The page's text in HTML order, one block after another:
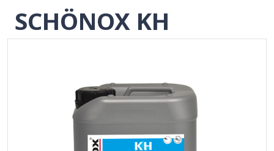
SCHÖNOX KH